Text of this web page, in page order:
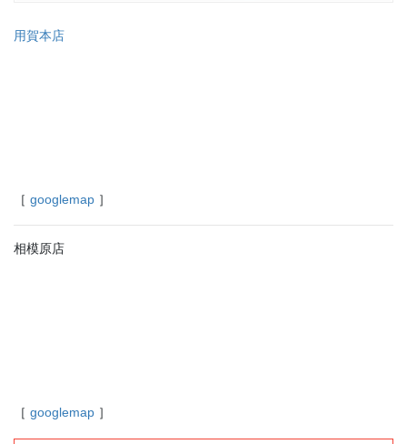
用賀本店
［ googlemap ］
相模原店
［ googlemap ］